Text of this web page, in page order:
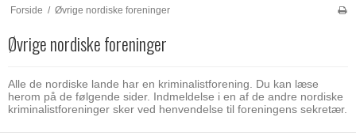
Forside / Øvrige nordiske foreninger
Øvrige nordiske foreninger
Alle de nordiske lande har en kriminalistforening. Du kan læse
herom på de følgende sider. Indmeldelse i en af de andre nordiske
kriminalistforeninger sker ved henvendelse til foreningens sekretær.